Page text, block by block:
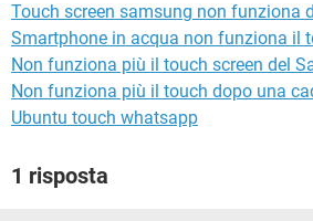
Touch screen samsung non funziona
Smartphone in acqua non funziona il
Non funziona più il touch screen del
Non funziona più il touch dopo una
Ubuntu touch whatsapp
1 risposta